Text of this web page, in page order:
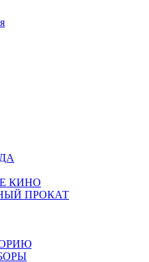
КИНО
ПРОКАТ